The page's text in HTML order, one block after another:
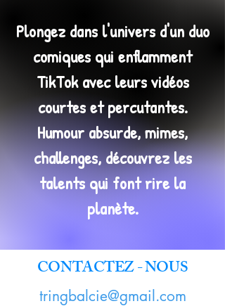
Plongez dans l'univers d'un duo
comiques qui enflamment
TikTok avec leurs vidéos
courtes et percutantes.
Humour absurde, mimes,
challenges, découvrez les
talents qui font rire la
planète.
CONTACTEZ - NOUS
tringbalcie@gmail.com